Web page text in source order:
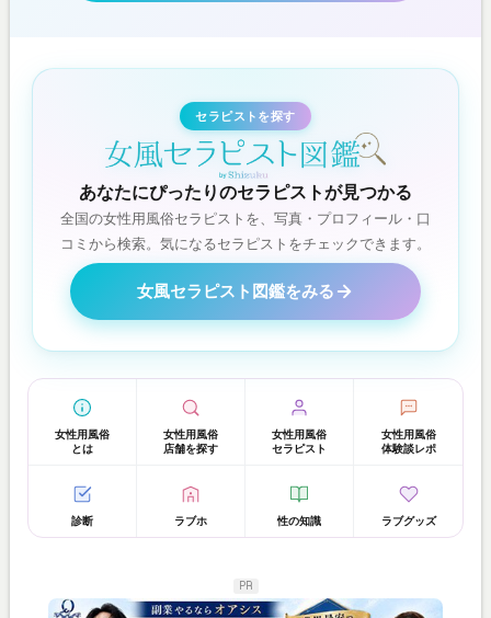
セラピストを探す
あなたにぴったりのセラピストが見つかる
全国の女性用風俗セラピストを、写真・プロフィール・口
コミから検索。気になるセラピストをチェックできます。
女風セラピスト図鑑をみる
女性用風俗
とは
女性用風俗
店舗を探す
女性用風俗
セラピスト
女性用風俗
体験談レポ
診断 ラブホ 性の知識 ラブグッズ
PR